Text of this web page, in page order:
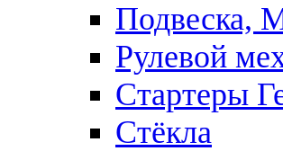
Подвеска,
Рулевой
Стартеры
Стёкла